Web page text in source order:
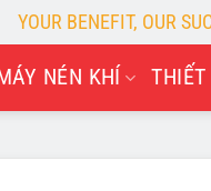
YOUR BENEFIT, OUR
NÉN KHÍ